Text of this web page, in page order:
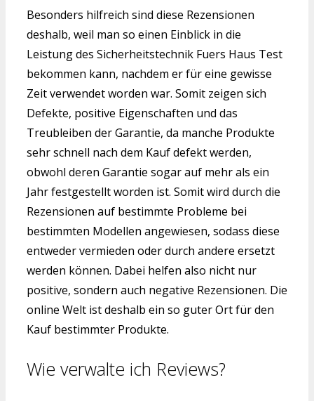
Besonders hilfreich sind diese Rezensionen
deshalb, weil man so einen Einblick in die
Leistung des Sicherheitstechnik Fuers Haus Test
bekommen kann, nachdem er für eine gewisse
Zeit verwendet worden war. Somit zeigen sich
Defekte, positive Eigenschaften und das
Treubleiben der Garantie, da manche Produkte
sehr schnell nach dem Kauf defekt werden,
obwohl deren Garantie sogar auf mehr als ein
Jahr festgestellt worden ist. Somit wird durch die
Rezensionen auf bestimmte Probleme bei
bestimmten Modellen angewiesen, sodass diese
entweder vermieden oder durch andere ersetzt
werden können. Dabei helfen also nicht nur
positive, sondern auch negative Rezensionen. Die
online Welt ist deshalb ein so guter Ort für den
Kauf bestimmter Produkte.
Wie verwalte ich Reviews?